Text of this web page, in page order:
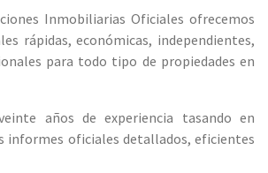
Inmobiliarias Oficiales ofrecemos
rápidas, económicas, independientes,
para todo tipo de propiedades en
años de experiencia tasando en
informes oficiales detallados, eficientes